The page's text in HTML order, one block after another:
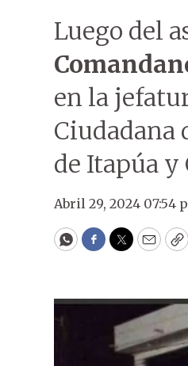
Luego del
en la
Ciudadana
de Itapúa y
Abril 29, 2024 07:54
WhatsApp
Facebook
Twitter
Email